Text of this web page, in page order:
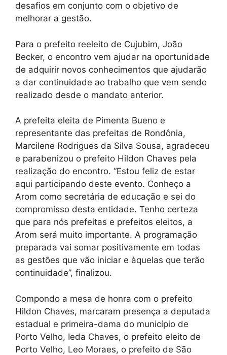
desafios em conjunto com o objetivo de
melhorar a gestão.
Para o prefeito reeleito de Cujubim, João
Becker, o encontro vem ajudar na oportunidade
de adquirir novos conhecimentos que ajudarão
a dar continuidade ao trabalho que vem sendo
realizado desde o mandato anterior.
A prefeita eleita de Pimenta Bueno e
representante das prefeitas de Rondônia,
Marcilene Rodrigues da Silva Sousa, agradeceu
e parabenizou o prefeito Hildon Chaves pela
realização do encontro. “Estou feliz de estar
aqui participando deste evento. Conheço a
Arom como secretária de educação e sei do
compromisso desta entidade. Tenho certeza
que para nós prefeitas e prefeitos eleitos, a
Arom será muito importante. A programação
preparada vai somar positivamente em todas
as gestões que vão iniciar e àquelas que terão
continuidade”, finalizou.
Compondo a mesa de honra com o prefeito
Hildon Chaves, marcaram presença a deputada
estadual e primeira-dama do município de
Porto Velho, Ieda Chaves, o prefeito eleito de
Porto Velho, Leo Moraes, o prefeito de São